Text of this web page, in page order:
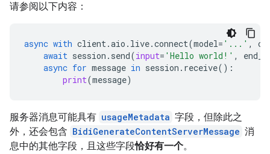
请参阅以下内容：
async with client.aio . live.connect(model= '...' ,
await session . send(input= 'Hello world!' ,
async for message in session . receive():
print(message)
服务器消息可能具有 usageMetadata 字段，但除此之
外，还会包含 BidiGenerateContentServerMessage 消
息中的其他字段，且这些字段恰好有一个。